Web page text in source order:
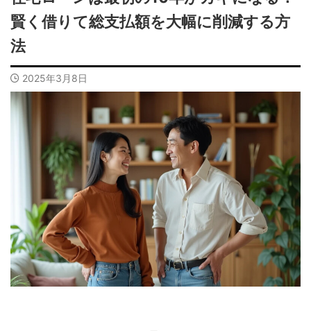
賢く借りて総支払額を大幅に削減する方
法
2025年3月8日